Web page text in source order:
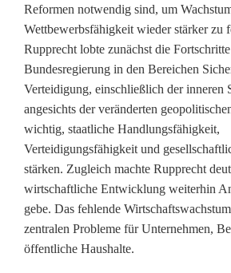
-
U
n
i
o
n
T
i
r
Reformen notwendig sind, um
Wettbewerbsfähigkeit wieder stärker zu
Rupprecht lobte zunächst die
Bundesregierung in den Bereichen
Verteidigung, einschließlich der inneren
angesichts der veränderten
wichtig, staatliche Handlungsfähigkeit,
Verteidigungsfähigkeit und
stärken. Zugleich machte Rupprecht
wirtschaftliche Entwicklung weiterhin
gebe. Das fehlende
zentralen Probleme für Unternehmen,
öffentliche Haushalte.